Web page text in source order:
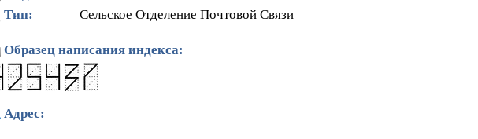
Тип:
Сельское Отделение Почтовой Связи
Образец написания индекса:
Адрес: